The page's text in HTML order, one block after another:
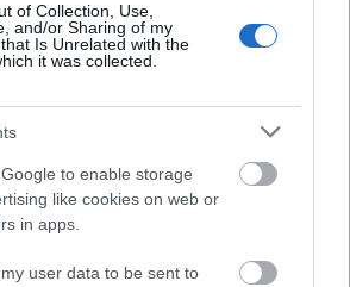
of Collection, Use,
and/or Sharing of my
Is Unrelated with the
it was collected.
to enable storage
like cookies on web or
in apps.
user data to be sent to